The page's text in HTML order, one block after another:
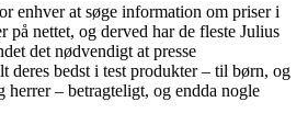
enhver at søge information om priser i
på nettet, og derved har de fleste Julius
det nødvendigt at presse
deres bedst i test produkter – til børn, og
herrer – betragteligt, og endda nogle